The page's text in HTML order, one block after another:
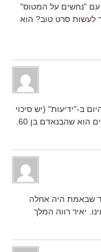
עם "נחשים על המטוס"
לעשות סרט טוב? הוא
ב-"ידיעות" (יש סיכוי
שבאמת היה אחלה
יאיר רווה המלך